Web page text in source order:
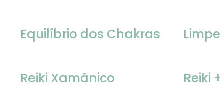
Equilíbrio dos Chakras
Reiki Xamânico Reiki